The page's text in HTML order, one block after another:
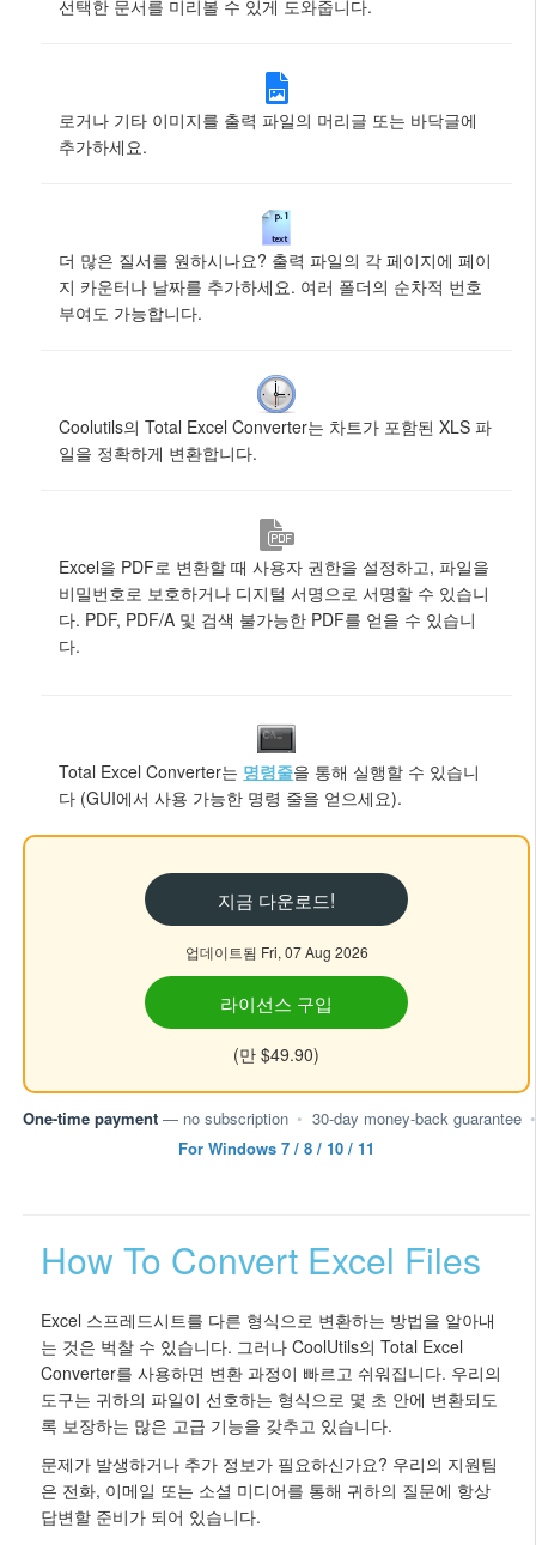
선택한 문서를 미리볼 수 있게 도와줍니다.
로거나 기타 이미지를 출력 파일의 머리글 또는 바닥글에
추가하세요.
더 많은 질서를 원하시나요? 출력 파일의 각 페이지에 페이
지 카운터나 날짜를 추가하세요. 여러 폴더의 순차적 번호
부여도 가능합니다.
Coolutils의 Total Excel Converter는 차트가 포함된 XLS 파
일을 정확하게 변환합니다.
Excel을 PDF로 변환할 때 사용자 권한을 설정하고, 파일을
비밀번호로 보호하거나 디지털 서명으로 서명할 수 있습니
다. PDF, PDF/A 및 검색 불가능한 PDF를 얻을 수 있습니
다.
Total Excel Converter는 명령줄을 통해 실행할 수 있습니
다 (GUI에서 사용 가능한 명령 줄을 얻으세요).
지금 다운로드!
업데이트됨 Fri, 07 Aug 2026
라이선스 구입
(만 $49.90)
One-time payment — no subscription • 30-day money-back guarantee •
For Windows 7 / 8 / 10 / 11
How To Convert Excel Files
Excel 스프레드시트를 다른 형식으로 변환하는 방법을 알아내
는 것은 벅찰 수 있습니다. 그러나 CoolUtils의 Total Excel
Converter를 사용하면 변환 과정이 빠르고 쉬워집니다. 우리의
도구는 귀하의 파일이 선호하는 형식으로 몇 초 안에 변환되도
록 보장하는 많은 고급 기능을 갖추고 있습니다.
문제가 발생하거나 추가 정보가 필요하신가요? 우리의 지원팀
은 전화, 이메일 또는 소셜 미디어를 통해 귀하의 질문에 항상
답변할 준비가 되어 있습니다.